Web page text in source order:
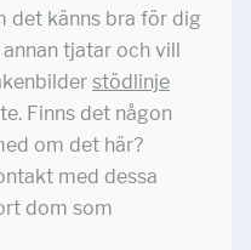
det känns bra för dig
tjatar och vill
stödlinje
Finns det någon
om det här?
med dessa
dom som